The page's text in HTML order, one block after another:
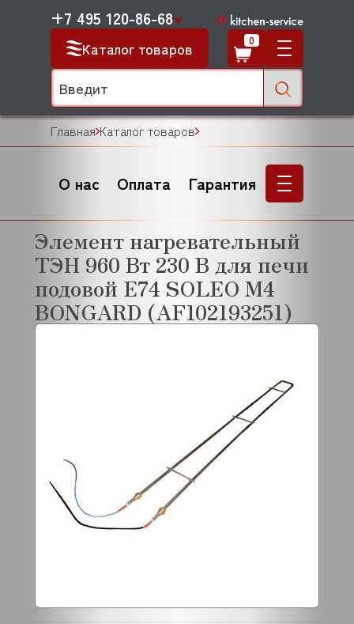
Каталог товаров
+7 495 120-86-68
0
Главная Каталог товаров
О нас Оплата Гарантия
Элемент нагревательный
ТЭН 960 Вт 230 В для печи
подовой E74 SOLEO M4
BONGARD (AF102193251)